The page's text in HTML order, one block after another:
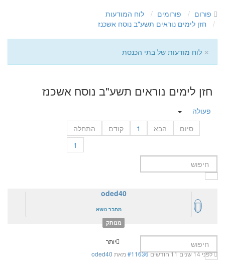
פורום פורומים
לוח המודעות
חזן לימים נוראים תשע"ב נוסח אשכנז
× לוח מודעות של בתי הכנסת
חזן לימים נוראים תשע"ב נוסח אשכנז
פעולה
התחלה
קודם 1 הבא
סיום
1
oded40
מחבר נושא
מנותק
יותר
לפני 14 שנים 11 חודשים
#11636מאת oded40